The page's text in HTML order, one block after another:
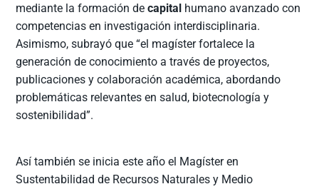
mediante la formación decapital humano avanzado con
competencias en investigación interdisciplinaria.
Asimismo, subrayó que “el magíster fortalece la
generación de conocimiento a través de proyectos,
publicaciones y colaboración académica, abordando
problemáticas relevantes en salud, biotecnología y
sostenibilidad”.
Así también se inicia este año el Magíster en
Sustentabilidad de Recursos Naturales y Medio